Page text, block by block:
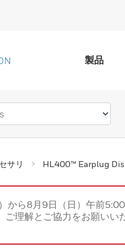
製品
サリ HL400™ Earplug
から8月9日（日）午前
理解とご協力をお願いい